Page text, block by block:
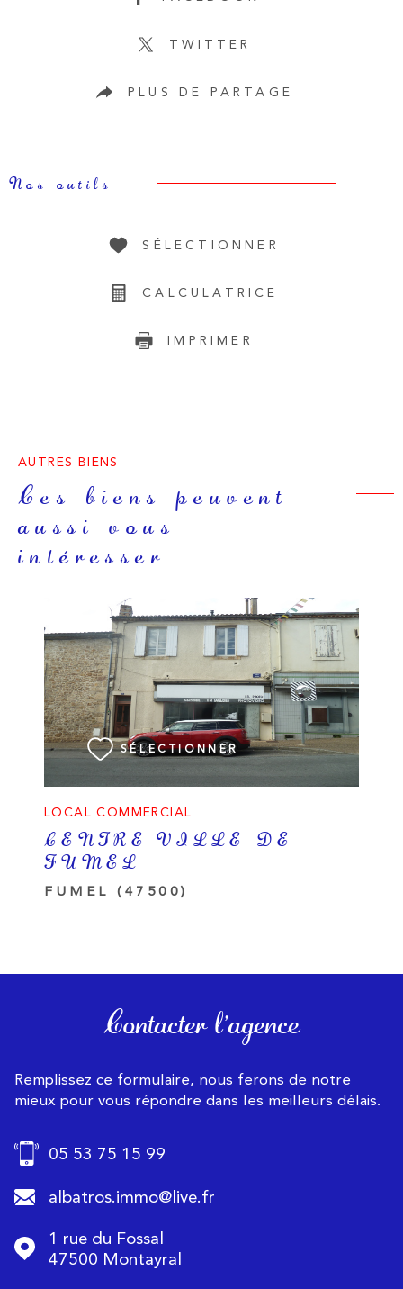
TWITTER
PLUS DE PARTAGE
Nos outils
SÉLECTIONNER
CALCULATRICE
IMPRIMER
AUTRES BIENS
Ces biens peuvent
aussi vous
intéresser
LOCAL COMMERCIAL
CENTRE VILLE DE
FUMEL
FUMEL (47500)
SÉLECTIONNER
VOIR LE BIEN
Contacter l'agence
Remplissez ce formulaire, nous ferons de notre
mieux pour vous répondre dans les meilleurs délais.
05 53 75 15 99
albatros.immo@live.fr
1 rue du Fossal
47500
Montayral